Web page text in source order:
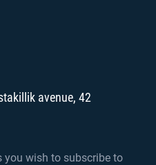
avenue, 42
you wish to subscribe to